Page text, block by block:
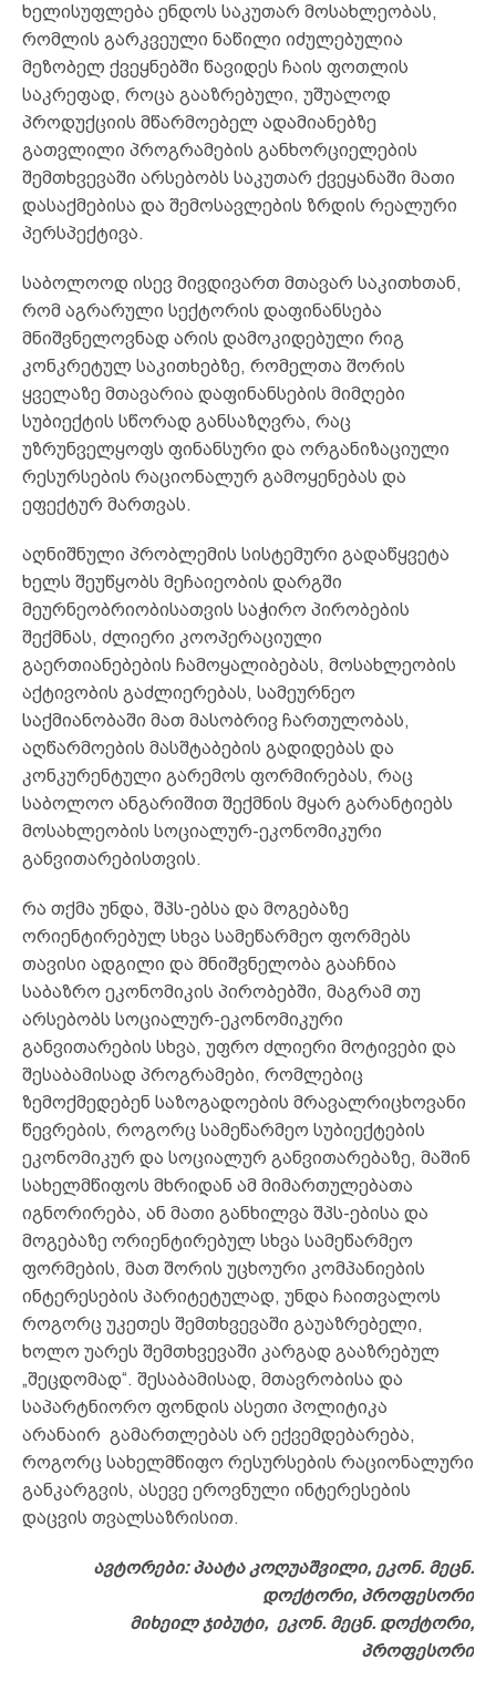
ხელისუფლება ენდოს საკუთარ მოსახლეობას,
რომლის გარკვეული ნაწილი იძულებულია
მეზობელ ქვეყნებში წავიდეს ჩაის ფოთლის
საკრეფად, როცა გააზრებული, უშუალოდ
პროდუქციის მწარმოებელ ადამიანებზე
გათვლილი პროგრამების განხორციელების
შემთხვევაში არსებობს საკუთარ ქვეყანაში მათი
დასაქმებისა და შემოსავლების ზრდის რეალური
პერსპექტივა.
საბოლოოდ ისევ მივდივართ მთავარ საკითხთან,
რომ აგრარული სექტორის დაფინანსება
მნიშვნელოვნად არის დამოკიდებული რიგ
კონკრეტულ საკითხებზე, რომელთა შორის
ყველაზე მთავარია დაფინანსების მიმღები
სუბიექტის სწორად განსაზღვრა, რაც
უზრუნველყოფს ფინანსური და ორგანიზაციული
რესურსების რაციონალურ გამოყენებას და
ეფექტურ მართვას.
აღნიშნული პრობლემის სისტემური გადაწყვეტა
ხელს შეუწყობს მეჩაიეობის დარგში
მეურნეობრიობისათვის საჭირო პირობების
შექმნას, ძლიერი კოოპერაციული
გაერთიანებების ჩამოყალიბებას, მოსახლეობის
აქტივობის გაძლიერებას, სამეურნეო
საქმიანობაში მათ მასობრივ ჩართულობას,
აღწარმოების მასშტაბების გადიდებას და
კონკურენტული გარემოს ფორმირებას, რაც
საბოლოო ანგარიშით შექმნის მყარ გარანტიებს
მოსახლეობის სოციალურ-ეკონომიკური
განვითარებისთვის.
რა თქმა უნდა, შპს-ებსა და მოგებაზე
ორიენტირებულ სხვა სამეწარმეო ფორმებს
თავისი ადგილი და მნიშვნელობა გააჩნია
საბაზრო ეკონომიკის პირობებში, მაგრამ თუ
არსებობს სოციალურ-ეკონომიკური
განვითარების სხვა, უფრო ძლიერი მოტივები და
შესაბამისად პროგრამები, რომლებიც
ზემოქმედებენ საზოგადოების მრავალრიცხოვანი
წევრების, როგორც სამეწარმეო სუბიექტების
ეკონომიკურ და სოციალურ განვითარებაზე, მაშინ
სახელმწიფოს მხრიდან ამ მიმართულებათა
იგნორირება, ან მათი განხილვა შპს-ებისა და
მოგებაზე ორიენტირებულ სხვა სამეწარმეო
ფორმების, მათ შორის უცხოური კომპანიების
ინტერესების პარიტეტულად, უნდა ჩაითვალოს
როგორც უკეთეს შემთხვევაში გაუაზრებელი,
ხოლო უარეს შემთხვევაში კარგად გააზრებულ
„შეცდომად“. შესაბამისად, მთავრობისა და
საპარტნიორო ფონდის ასეთი პოლიტიკა
არანაირ გამართლებას არ ექვემდებარება,
როგორც სახელმწიფო რესურსების რაციონალური
განკარგვის, ასევე ეროვნული ინტერესების
დაცვის თვალსაზრისით.
ავტორები:პაატა კოღუაშვილი, ეკონ. მეცნ.
დოქტორი, პროფესორი
მიხეილ ჯიბუტი, ეკონ. მეცნ. დოქტორი,
პროფესორი